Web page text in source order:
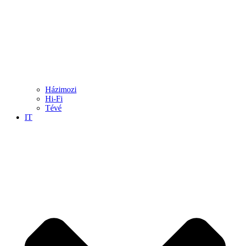
Házimozi
Hi-Fi
Tévé
IT